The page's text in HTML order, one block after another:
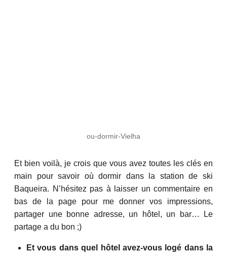
ou-dormir-Vielha
Et bien voilà, je crois que vous avez toutes les clés en
main pour savoir où dormir dans la station de ski
Baqueira. N’hésitez pas à laisser un commentaire en
bas de la page pour me donner vos impressions,
partager une bonne adresse, un hôtel, un bar… Le
partage a du bon ;)
Et vous dans quel hôtel avez-vous logé dans la